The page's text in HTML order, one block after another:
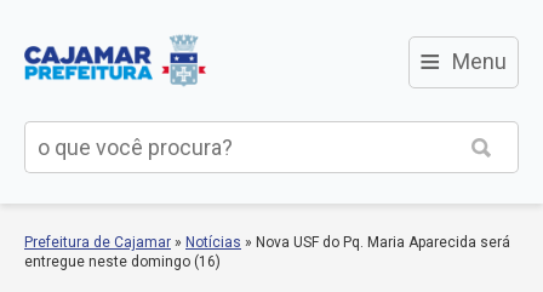
≡ Menu
Prefeitura de Cajamar » Notícias » Nova USF do Pq. Maria Aparecida será
entregue neste domingo (16)